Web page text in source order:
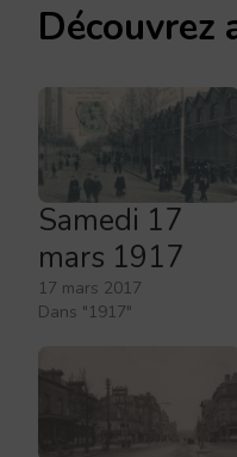
Découvrez
Samedi 17
mars 1917
17 mars 2017
Dans "1917"